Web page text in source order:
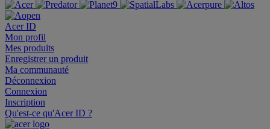
Acer ID
Mon profil
Mes produits
Enregistrer un produit
Ma communauté
Déconnexion
Connexion
Inscription
Qu'est-ce qu'Acer ID ?